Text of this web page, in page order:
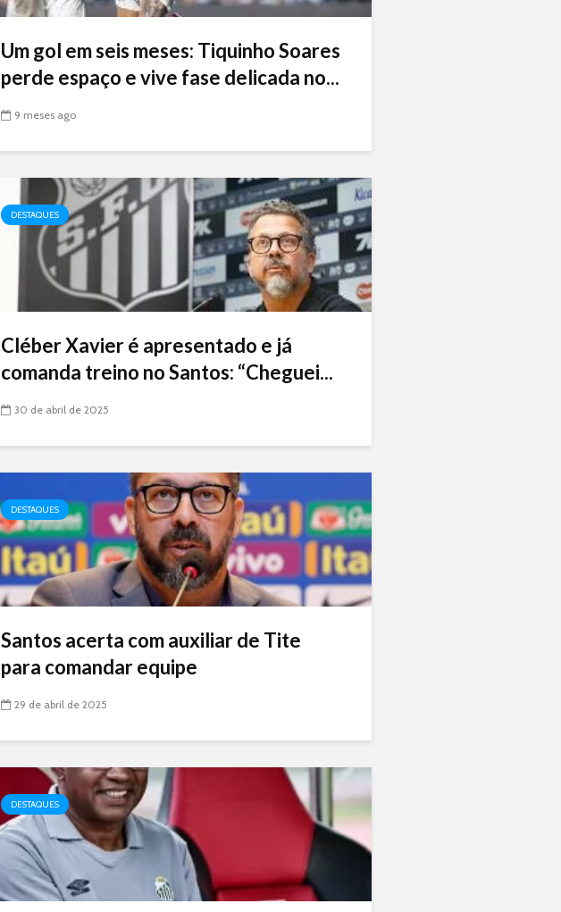
Um gol em seis meses: Tiquinho Soares
perde espaço e vive fase delicada no...
9 meses ago
DESTAQUES
Cléber Xavier é apresentado e já
comanda treino no Santos: “Cheguei...
30 de abril de 2025
DESTAQUES
Santos acerta com auxiliar de Tite
para comandar equipe
29 de abril de 2025
DESTAQUES